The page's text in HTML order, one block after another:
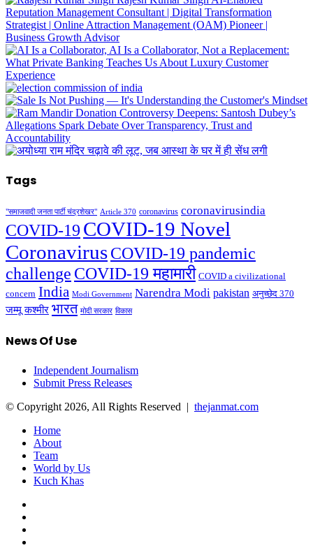
Tags
"समाजवादी जनता पार्टी चंद्रशेखर" Article 370 coronavirus coronavirusindia
COVID-19 COVID-19 Novel
CoronavirusCOVID-19 pandemic
challenge COVID-19 महामारी COVID a civilizational
concern India Modi Government Narendra Modi pakistan अनुच्छेद 370
जम्मू कश्मीर भारत मोदी सरकार विकास
News Of Use
Independent Journalism
Submit Press Releases
© Copyright 2026, All Rights Reserved | thejanmat.com
Home
About
Team
World by Us
Kuch Khas